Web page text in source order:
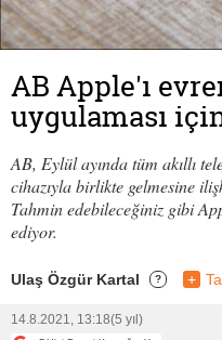
AB Apple'ı
uygulaması
AB, Eylül ayında tüm akıllı
cihazıyla birlikte gelmesine
Tahmin edebileceğiniz gibi
ediyor.
Ulaş Özgür Kartal ? +
14.8.2021, 13:18(5 yıl)